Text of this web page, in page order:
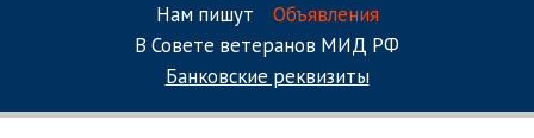
Нам пишут
Объявления
В Совете ветеранов МИД РФ
Банковские реквизиты